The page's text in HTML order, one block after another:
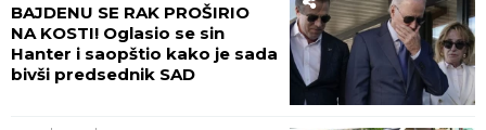
PREVRNUO SE AUTOBUS SA
TURISTIMA, IMA MNOGO
POVREĐENIH! Policija i hitna
pomoć na licu mesta